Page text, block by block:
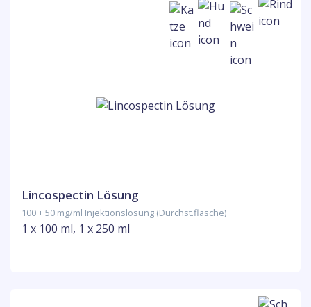
Lincospectin Lösung
100 + 50 mg/ml Injektionslösung (Durchst.flasche)
1 x 100 ml, 1 x 250 ml